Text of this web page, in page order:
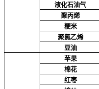
液化石油气
聚丙烯
粳米
聚氯乙烯
豆油
苹果
棉花
红枣